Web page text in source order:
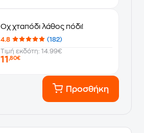
Οχ χταπόδι λάθος πόδι!
4.8
(182)
Τιμή εκδότη: 14.99€
11 ,80€
Προσθήκη